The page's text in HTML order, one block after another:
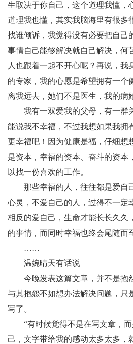
生取决于你自己，这个道理我懂，
道理我也懂，其实我脑海里有很多
找谁倾诉，我觉得没有必要把自己
事情自己能够解决就自己解决，何
人也跟着一起不开心呢？再说，我
的专家，我的心愿是希望拥有一个
离我远去，她们不是医生，我的病
我有一双爱我的父母，有一群
能说我不幸福，不过我想如果我拥
更幸福吧！因为健康是福，仔细想
是资本，幸福的资本、奋斗的资本
以找一份喜欢的工作。
那些幸福的人，往往都是爱自
心灵，不爱自己的人，过得不一定
相反的爱自己，生命才能长长久久
的事情，而同时幸福也终会尾随而
……
温婉晴天有话说
今晚发表这篇文章，并不是抱怨
与其抱怨不如想办法解决问题，只
写了。
“有时候觉得不是在写文章，而
己，文字带给我的感动太多太多，